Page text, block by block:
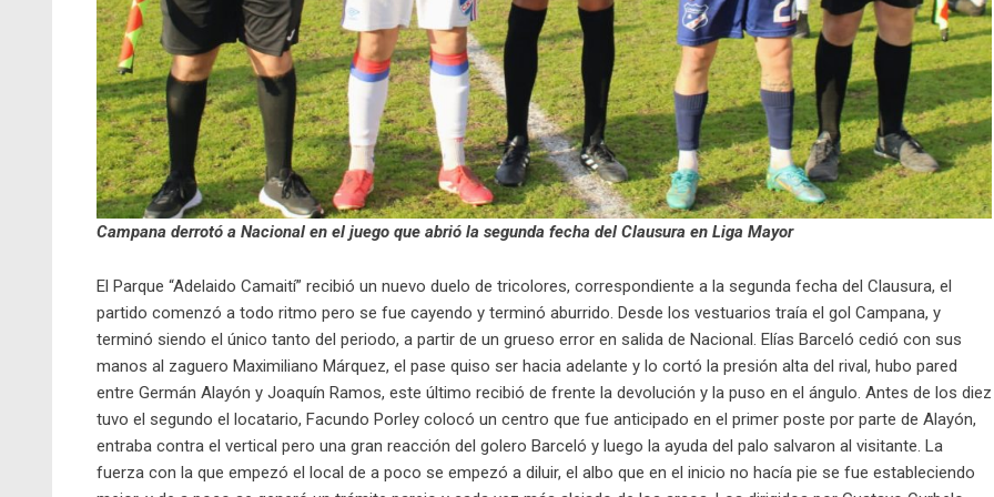
Campana derrotó a Nacional en el juego que abrió la segunda fecha del Clausura en Liga Mayor
El Parque “Adelaido Camaití” recibió un nuevo duelo de tricolores, correspondiente a la segunda fecha del Clausura, el
partido comenzó a todo ritmo pero se fue cayendo y terminó aburrido. Desde los vestuarios traía el gol Campana, y
terminó siendo el único tanto del periodo, a partir de un grueso error en salida de Nacional. Elías Barceló cedió con sus
manos al zaguero Maximiliano Márquez, el pase quiso ser hacia adelante y lo cortó la presión alta del rival, hubo pared
entre Germán Alayón y Joaquín Ramos, este último recibió de frente la devolución y la puso en el ángulo. Antes de los diez
tuvo el segundo el locatario, Facundo Porley colocó un centro que fue anticipado en el primer poste por parte de Alayón,
entraba contra el vertical pero una gran reacción del golero Barceló y luego la ayuda del palo salvaron al visitante. La
fuerza con la que empezó el local de a poco se empezó a diluir, el albo que en el inicio no hacía pie se fue estableciendo